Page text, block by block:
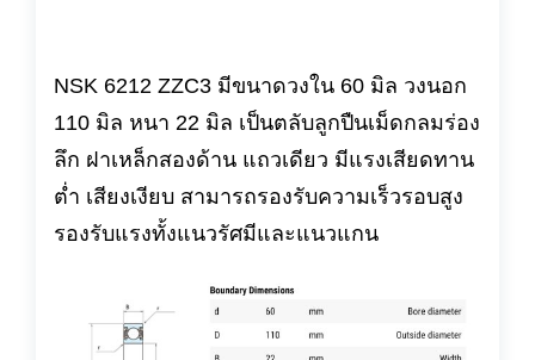
NSK 6212 ZZC3 มีขนาดวงใน 60 มิล วงนอก
110 มิล หนา 22 มิล เป็นตลับลูกปืนเม็ดกลมร่อง
ลึก ฝาเหล็กสองด้าน แถวเดียว มีแรงเสียดทาน
ต่ำ เสียงเงียบ สามารถรองรับความเร็วรอบสูง
รองรับแรงทั้งแนวรัศมีและแนวแกน